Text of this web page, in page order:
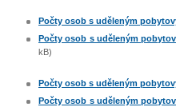
Počty osob s uděleným
Počty osob s uděleným
kB)
Počty osob s uděleným
Počty osob s uděleným